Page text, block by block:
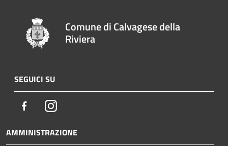
Comune di Calvagese della
Riviera
SEGUICI SU
FacebookInstagram
AMMINISTRAZIONE